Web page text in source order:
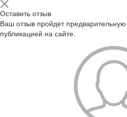
Оставить отзыв
Ваш отзыв пройдет
публикацией на сайте.